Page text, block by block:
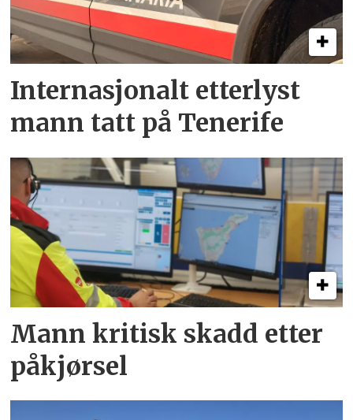
Internasjonalt etterlyst
mann tatt på Tenerife
Mann kritisk skadd etter
påkjørsel